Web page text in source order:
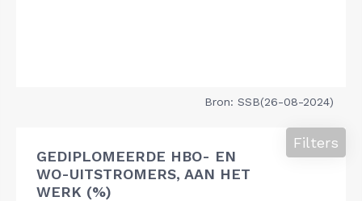
Bron: SSB(26-08-2024)
GEDIPLOMEERDE HBO- EN
WO-UITSTROMERS, AAN HET
WERK (%)
Filters